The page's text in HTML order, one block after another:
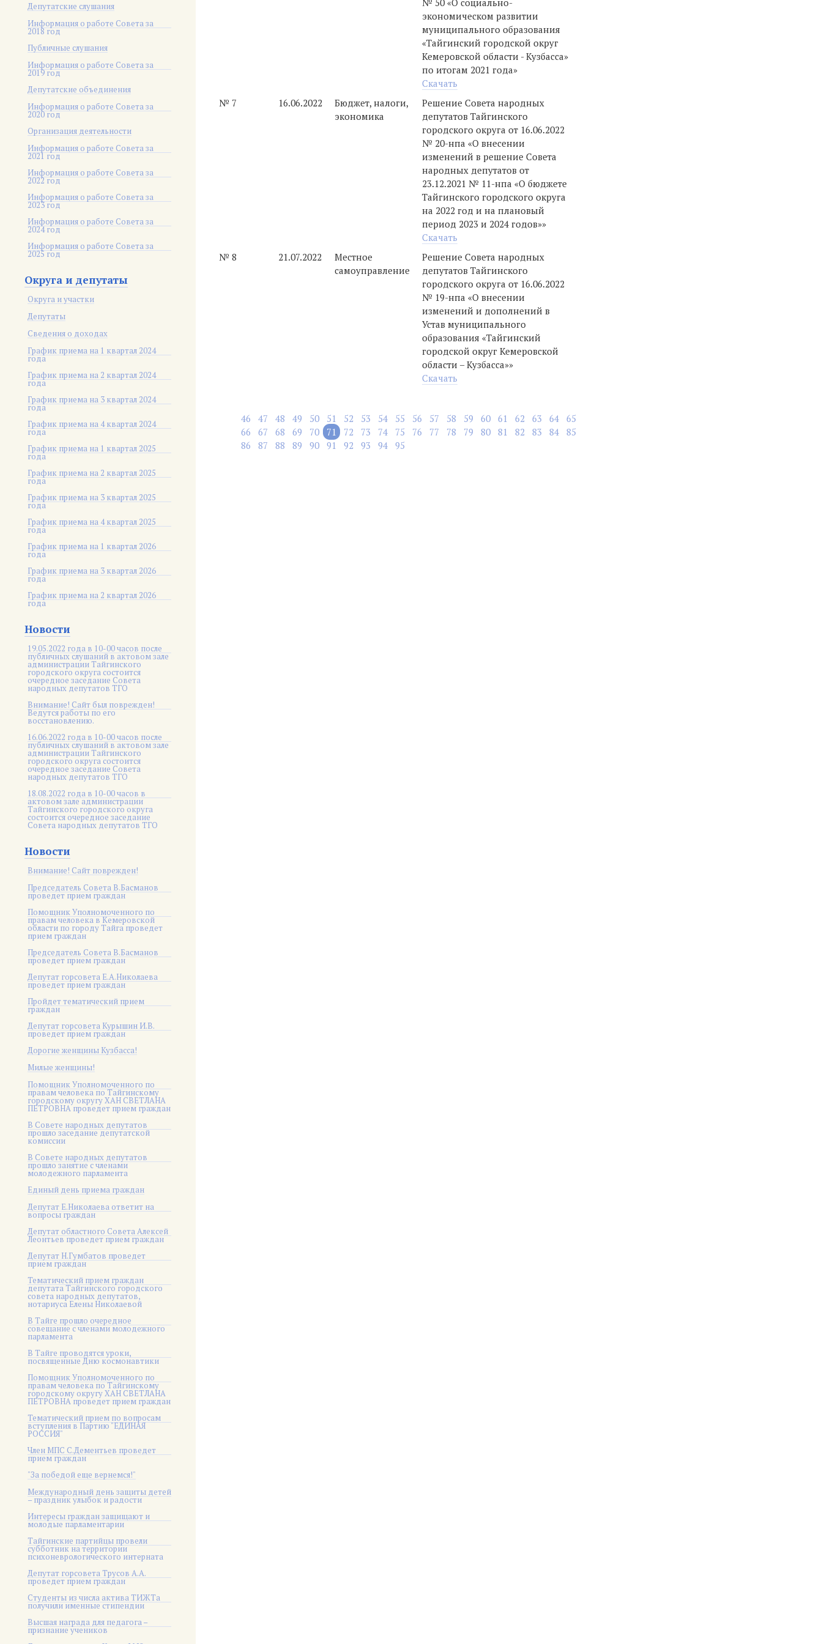
Депутатские слушания
Информация о работе Совета за
2018 год
Публичные слушания
Информация о работе Совета за
2019 год
Депутатские объединения
Информация о работе Совета за
2020 год
Организация деятельности
Информация о работе Совета за
2021 год
Информация о работе Совета за
2022 год
Информация о работе Совета за
2023 год
Информация о работе Совета за
2024 год
Информация о работе Совета за
2025 год
Округа и депутаты
Округа и участки
Депутаты
Сведения о доходах
График приема на 1 квартал 2024
года
График приема на 2 квартал 2024
года
График приема на 3 квартал 2024
года
График приема на 4 квартал 2024
года
График приема на 1 квартал 2025
года
График приема на 2 квартал 2025
года
График приема на 3 квартал 2025
года
График приема на 4 квартал 2025
года
График приема на 1 квартал 2026
года
График приема на 3 квартал 2026
года
График приема на 2 квартал 2026
года
Новости
19.05.2022 года в 10-00 часов после
публичных слушаний в актовом зале
администрации Тайгинского
городского округа состоится
очередное заседание Совета
народных депутатов ТГО
Внимание! Сайт был поврежден!
Ведутся работы по его
восстановлению.
16.06.2022 года в 10-00 часов после
публичных слушаний в актовом зале
администрации Тайгинского
городского округа состоится
очередное заседание Совета
народных депутатов ТГО
18.08.2022 года в 10-00 часов в
актовом зале администрации
Тайгинского городского округа
состоится очередное заседание
Совета народных депутатов ТГО
Новости
Внимание! Сайт поврежден!
Председатель Совета В.Басманов
проведет прием граждан
Помощник Уполномоченного по
правам человека в Кемеровской
области по городу Тайга проведет
прием граждан
Председатель Совета В.Басманов
проведет прием граждан
Депутат горсовета Е.А.Николаева
проведет прием граждан
Пройдет тематический прием
граждан
Депутат горсовета Курышин И.В.
проведет прием граждан
Дорогие женщины Кузбасса!
Милые женщины!
Помощник Уполномоченного по
правам человека по Тайгинскому
городскому округу ХАН СВЕТЛАНА
ПЕТРОВНА проведет прием граждан
В Совете народных депутатов
прошло заседание депутатской
комиссии
В Совете народных депутатов
прошло занятие с членами
молодежного парламента
Единый день приема граждан
Депутат Е.Николаева ответит на
вопросы граждан
Депутат областного Совета Алексей
Леонтьев проведет прием граждан
Депутат Н.Гумбатов проведет
прием граждан
Тематический прием граждан
депутата Тайгинского городского
совета народных депутатов,
нотариуса Елены Николаевой
В Тайге прошло очередное
совещание с членами молодежного
парламента
В Тайге проводятся уроки,
посвященные Дню космонавтики
Помощник Уполномоченного по
правам человека по Тайгинскому
городскому округу ХАН СВЕТЛАНА
ПЕТРОВНА проведет прием граждан
Тематический прием по вопросам
вступления в Партию "ЕДИНАЯ
РОССИЯ"
Член МПС С.Дементьев проведет
прием граждан
"За победой еще вернемся!"
Международный день защиты детей
– праздник улыбок и радости
Интересы граждан защищают и
молодые парламентарии
Тайгинские партийцы провели
субботник на территории
психоневрологического интерната
Депутат горсовета Трусов А.А.
проведет прием граждан
Студенты из числа актива ТИЖТа
получили именные стипендии
Высшая награда для педагога –
признание учеников
№ 50 «О социально-
экономическом развитии
муниципального образования
«Тайгинский городской округ
Кемеровской области - Кузбасса»
по итогам 2021 года»
Скачать
№ 7
16.06.2022
Бюджет, налоги,
экономика
Решение Совета народных
депутатов Тайгинского
городского округа от 16.06.2022
№ 20-нпа «О внесении
изменений в решение Совета
народных депутатов от
23.12.2021 № 11-нпа «О бюджете
Тайгинского городского округа
на 2022 год и на плановый
период 2023 и 2024 годов»»
Скачать
№ 8
21.07.2022
Местное
самоуправление
Решение Совета народных
депутатов Тайгинского
городского округа от 16.06.2022
№ 19-нпа «О внесении
изменений и дополнений в
Устав муниципального
образования «Тайгинский
городской округ Кемеровской
области – Кузбасса»»
Скачать
46 47 48 49 50 51 52 53 54 55 56 57 58 59 60 61 62 63 64 65
66
67 68 69 70 71 72 73 74 75 76 77 78 79 80 81 82 83 84 85
86
87 88 89 90 91 92 93 94 95